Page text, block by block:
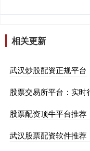
相关更新
武汉炒股配资正规平台
股票交易所平台：实
股票配资顶牛平台推荐
武汉股票配资软件推